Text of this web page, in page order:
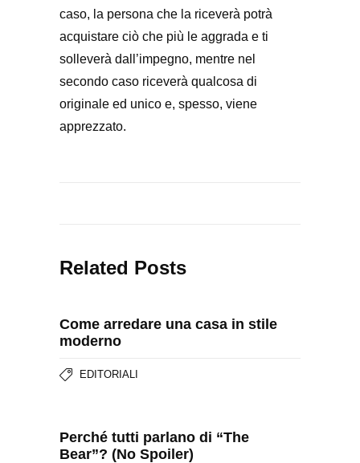
caso, la persona che la riceverà potrà
acquistare ciò che più le aggrada e ti
solleverà dall’impegno, mentre nel
secondo caso riceverà qualcosa di
originale ed unico e, spesso, viene
apprezzato.
Related Posts
Come arredare una casa in stile
moderno
EDITORIALI
Perché tutti parlano di “The
Bear”? (No Spoiler)